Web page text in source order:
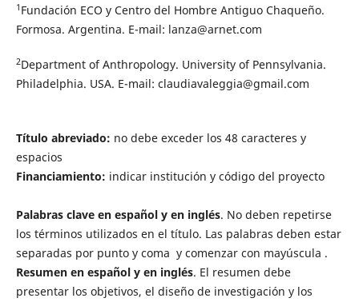
1 Fundación ECO y Centro del Hombre Antiguo Chaqueño.
Formosa. Argentina. E-mail: lanza@arnet.com
2Department of Anthropology. University of Pennsylvania.
Philadelphia. USA. E-mail: claudiavaleggia@gmail.com
Título abreviado: no debe exceder los 48 caracteres y
espacios
Financiamiento: indicar institución y código del proyecto
Palabras clave en español y en inglés. No deben repetirse
los términos utilizados en el título. Las palabras deben estar
separadas por punto y coma y comenzar con mayúscula .
Resumen en español y en inglés. El resumen debe
presentar los objetivos, el diseño de investigación y los